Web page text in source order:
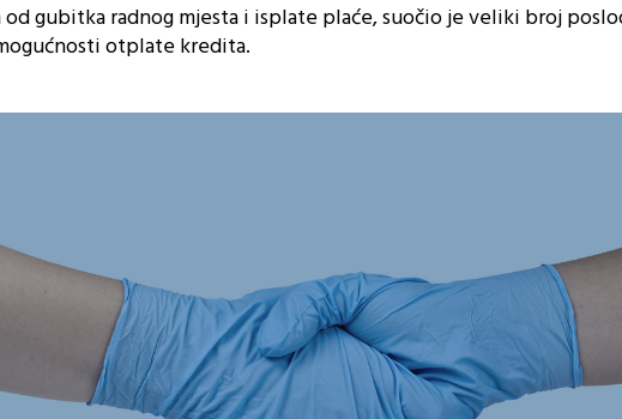
gubitka radnog mjesta i isplate plaće, suočio je veliki broj
otplate kredita.